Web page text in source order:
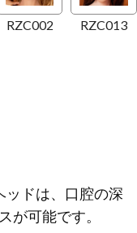
RZC002 RZC013
ッドは、口腔の深
が可能です。